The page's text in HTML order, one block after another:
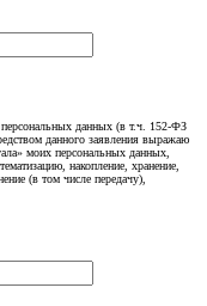
данных (в т.ч. 152-ФЗ
данного заявления выражаю
моих персональных данных,
накопление, хранение,
(в том числе передачу),